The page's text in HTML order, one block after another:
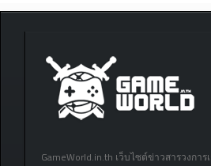
GameWorld.in.th เว็บไซต์ข่าวสารวงก